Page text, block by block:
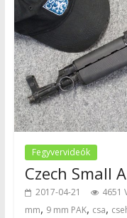
Fegyvervideók
Czech Small
2017-04-21 4651
mm, 9 mm PAK, csa,